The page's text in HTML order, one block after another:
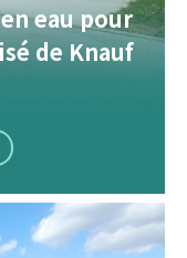
eau pour
de Knauf